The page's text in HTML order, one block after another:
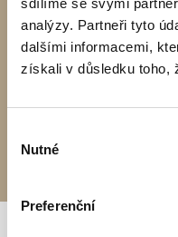
analýzy. Partneři tyto
dalšími informacemi,
získali v důsledku toho,
souhlasu
Nutné
Preferenční